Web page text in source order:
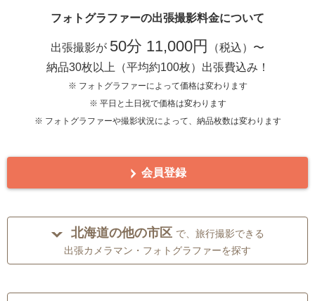
フォトグラファーの出張撮影料金について
出張撮影が 50分 11,000円
（税込）〜
納品30枚以上（平均約100枚）出張費込み！
※ フォトグラファーによって価格は変わります
※ 平日と土日祝で価格は変わります
※ フォトグラファーや撮影状況によって、納品枚数は変わります
会員登録
北海道の他の市区 で、旅行撮影できる
出張カメラマン・フォトグラファーを探す